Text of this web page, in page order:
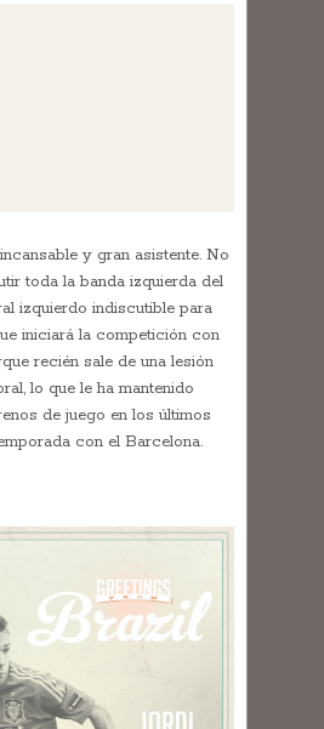
y gran asistente. No
toda la banda izquierda del
izquierdo indiscutible para
iniciará la competición con
recién sale de una lesión
lo que le ha mantenido
de juego en los últimos
con el Barcelona.